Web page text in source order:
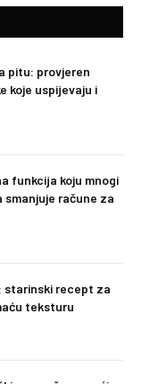
pitu: provjeren
koje uspijevaju i
funkcija koju mnogi
smanjuje račune za
starinski recept za
teksturu